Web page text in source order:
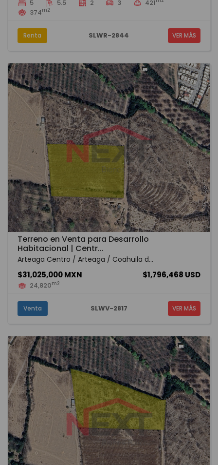
5 5.5 2 3 421
374m2
Renta SLWR-2844 VER MÁS
Terreno en Venta para Desarrollo
Habitacional | Centr...
Arteaga Centro / Arteaga / Coahuila d...
$31,025,000 MXN $1,796,468 USD
24,820m2
Venta SLWV-2817 VER MÁS